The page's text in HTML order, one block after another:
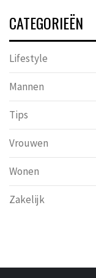
CATEGORIEËN
Lifestyle
Mannen
Tips
Vrouwen
Wonen
Zakelijk